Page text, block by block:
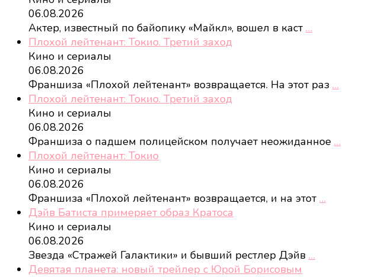
06.08.2026
Актер, известный по байопику «Майкл», вошел в каст …
Плохой лейтенант: Токио. Третий заход
Кино и сериалы
06.08.2026
Франшиза «Плохой лейтенант» возвращается. На этот раз …
Плохой лейтенант: Токио. Третий заход
Кино и сериалы
06.08.2026
Франшиза о падшем полицейском получает неожиданное …
Плохой лейтенант: Токио
Кино и сериалы
06.08.2026
Франшиза «Плохой лейтенант» возвращается, и на этот …
Дэйв Батиста примеряет образ Кратоса
Кино и сериалы
06.08.2026
Звезда «Стражей Галактики» и бывший рестлер Дэйв …
Девятая планета: новый трейлер с Юрой Борисовым